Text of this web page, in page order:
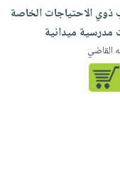
ذوي الاحتياجات الخاصة
مدرسية ميدانية
القاضي